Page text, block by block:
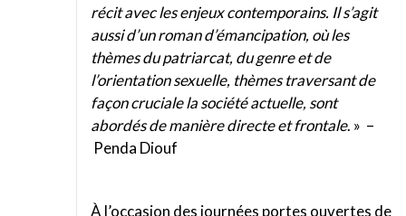
récit avec les enjeux contemporains. Il s’agit
aussi d’un roman d’émancipation, où les
thèmes du patriarcat, du genre et de
l’orientation sexuelle, thèmes traversant de
façon cruciale la société actuelle, sont
abordés de manière directe et frontale. » –
Penda Diouf
À l’occasion des journées portes ouvertes de